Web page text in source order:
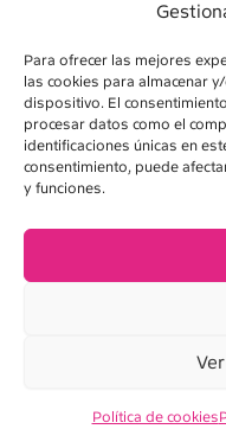
Para ofrecer las mejores
las cookies para almacenar
dispositivo. El
procesar datos como el
identificaciones únicas en
consentimiento, puede
y funciones.
Política de cookies
POLÍTICA DE
POLÍTICA DE COOKIES